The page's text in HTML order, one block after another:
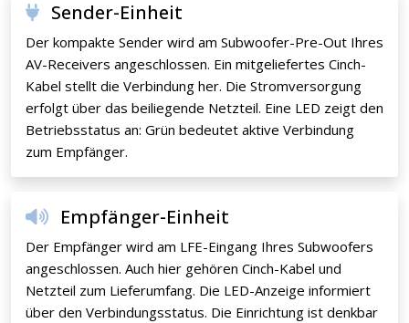
Sender-Einheit
Der kompakte Sender wird am Subwoofer-Pre-Out Ihres
AV-Receivers angeschlossen. Ein mitgeliefertes Cinch-
Kabel stellt die Verbindung her. Die Stromversorgung
erfolgt über das beiliegende Netzteil. Eine LED zeigt den
Betriebsstatus an: Grün bedeutet aktive Verbindung
zum Empfänger.
Empfänger-Einheit
Der Empfänger wird am LFE-Eingang Ihres Subwoofers
angeschlossen. Auch hier gehören Cinch-Kabel und
Netzteil zum Lieferumfang. Die LED-Anzeige informiert
über den Verbindungsstatus. Die Einrichtung ist denkbar